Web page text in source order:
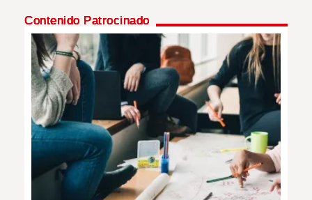
MULTIMEDIA
IMPRESO
Contenido Patrocinado